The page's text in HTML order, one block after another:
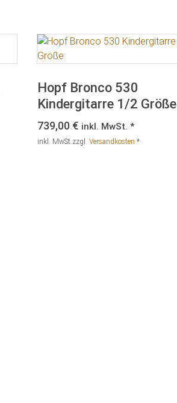
Hopf Bronco 530
Kindergitarre 1/2 Größe
739,00 € inkl. MwSt. *
inkl. MwSt.zzgl.Versandkosten *